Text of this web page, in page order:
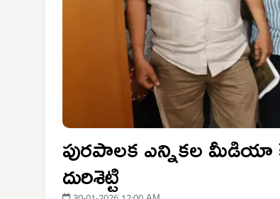
పురపాలక ఎన్నికల మీడియా
దురిశెట్టి